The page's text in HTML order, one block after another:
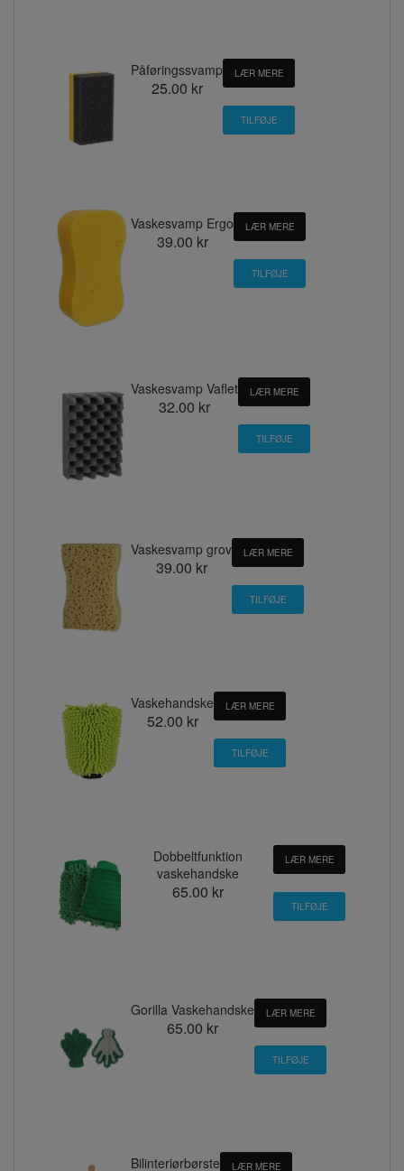
Påføringssvamp
25.00 kr
LÆR MERE
Vaskesvamp Ergo
39.00 kr
LÆR MERE
Vaskesvamp Vaflet
32.00 kr
LÆR MERE
Vaskesvamp grov
39.00 kr
LÆR MERE
Vaskehandske
52.00 kr
LÆR MERE
Dobbeltfunktion
vaskehandske
65.00 kr
LÆR MERE
Gorilla Vaskehandske
65.00 kr
LÆR MERE
Bilinteriørbørste LÆR MERE